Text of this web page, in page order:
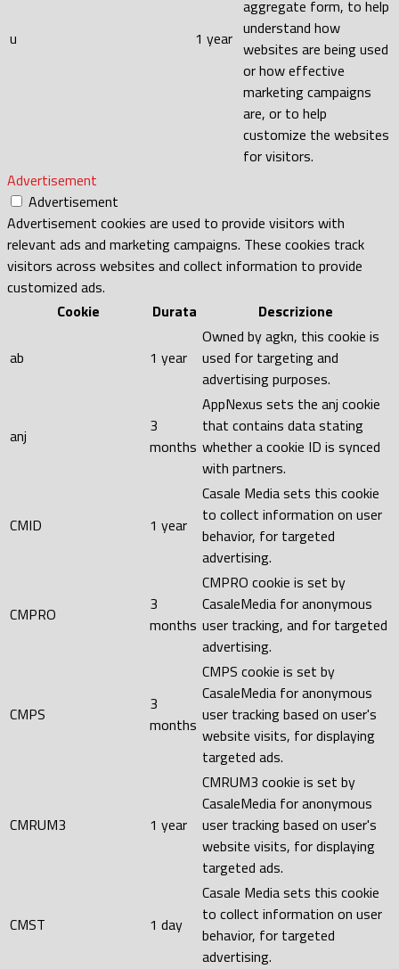
u 1 year
aggregate form, to help
understand how
websites are being used
or how effective
marketing campaigns
are, or to help
customize the websites
for visitors.
Advertisement
Advertisement
Advertisement cookies are used to provide visitors with
relevant ads and marketing campaigns. These cookies track
visitors across websites and collect information to provide
customized ads.
Cookie
Durata Descrizione
ab 1 year
Owned by agkn, this cookie is
used for targeting and
advertising purposes.
anj
3
months
AppNexus sets the anj cookie
that contains data stating
whether a cookie ID is synced
with partners.
CMID 1 year
Casale Media sets this cookie
to collect information on user
behavior, for targeted
advertising.
CMPRO
3
months
CMPRO cookie is set by
CasaleMedia for anonymous
user tracking, and for targeted
advertising.
CMPS
3
months
CMPS cookie is set by
CasaleMedia for anonymous
user tracking based on user's
website visits, for displaying
targeted ads.
CMRUM3 1 year
CMRUM3 cookie is set by
CasaleMedia for anonymous
user tracking based on user's
website visits, for displaying
targeted ads.
CMST 1 day
Casale Media sets this cookie
to collect information on user
behavior, for targeted
advertising.